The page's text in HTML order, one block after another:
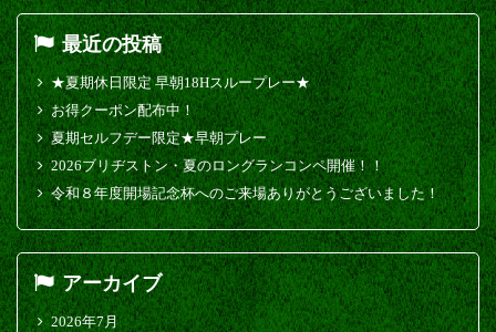
最近の投稿
★夏期休日限定 早朝18Hスループレー★
お得クーポン配布中！
夏期セルフデー限定★早朝プレー
2026ブリヂストン・夏のロングランコンペ開催！！
令和８年度開場記念杯へのご来場ありがとうございました！
アーカイブ
2026年7月